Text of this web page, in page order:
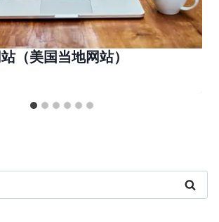
（美国当地网站）